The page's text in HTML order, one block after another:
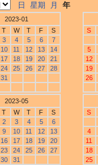
日 星期 月 年
2023-01
T W T F
S
3 4 5 6
7
10 11 12 13
14
17 18 19 20
21
24 25 26 27
28
31
S
5
12
19
26
2023-05
T W T F
S
2 3 4 5
6
9 10 11 12
13
16 17 18 19
20
23 24 25 26
27
30 31
S
4
11
18
25